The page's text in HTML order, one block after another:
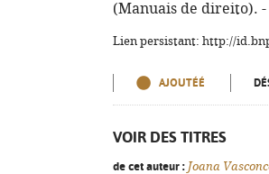
(Manuais de direito). -
Lien persistant: http://
AJOUTÉÉ
VOIR DES TITRES
de cet auteur : Joana